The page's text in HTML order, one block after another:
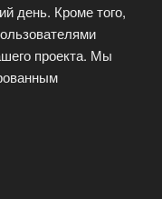
день. Кроме того,
проекта. Мы